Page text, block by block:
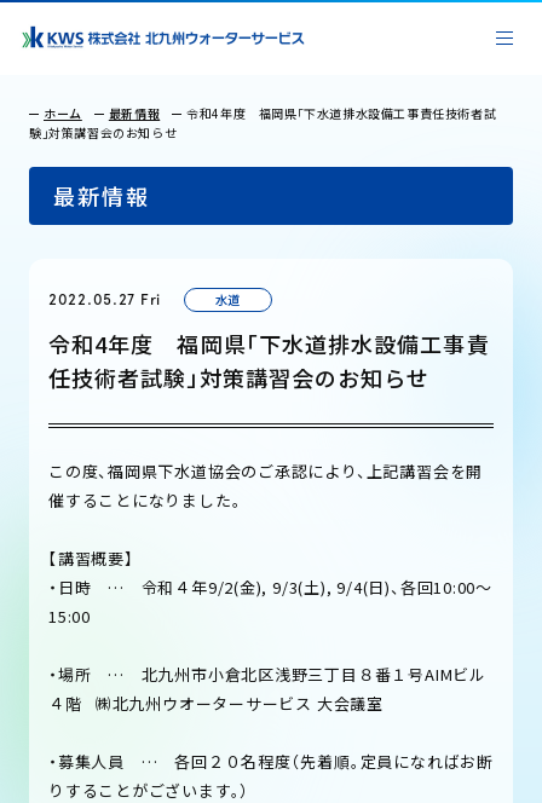
ホーム 最新情報
令和4年度 福岡県「下水道排水設備工事責任技術者試
験」対策講習会のお知らせ
最新情報
2022.05.27 Fri 水道
令和4年度 福岡県「下水道排水設備工事責
任技術者試験」対策講習会のお知らせ
この度、福岡県下水道協会のご承認により、上記講習会を開
催することになりました。
【講習概要】
・日時 … 令和４年9/2(金), 9/3(土), 9/4(日)、各回10:00～
15:00
・場所 … 北九州市小倉北区浅野三丁目８番１号AIMビル
４階 ㈱北九州ウオーターサービス 大会議室
・募集人員 … 各回２０名程度（先着順。定員になればお断
りすることがございます。）